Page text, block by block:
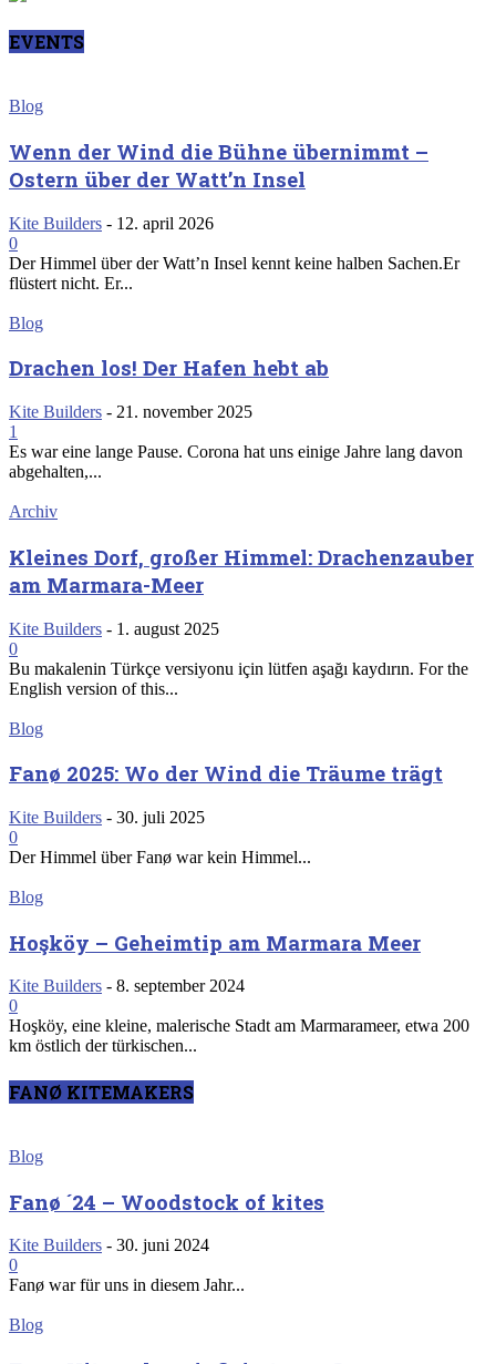
EVENTS
Blog
Wenn der Wind die Bühne übernimmt –
Ostern über der Watt’n Insel
Kite Builders - 12. april 2026
0
Der Himmel über der Watt’n Insel kennt keine halben Sachen.Er
flüstert nicht. Er...
Blog
Drachen los! Der Hafen hebt ab
Kite Builders - 21. november 2025
1
Es war eine lange Pause. Corona hat uns einige Jahre lang davon
abgehalten,...
Archiv
Kleines Dorf, großer Himmel: Drachenzauber
am Marmara-Meer
Kite Builders - 1. august 2025
0
Bu makalenin Türkçe versiyonu için lütfen aşağı kaydırın. For the
English version of this...
Blog
Fanø 2025: Wo der Wind die Träume trägt
Kite Builders - 30. juli 2025
0
Der Himmel über Fanø war kein Himmel...
Blog
Hoşköy – Geheimtip am Marmara Meer
Kite Builders - 8. september 2024
0
Hoşköy, eine kleine, malerische Stadt am Marmarameer, etwa 200
km östlich der türkischen...
FANØ KITEMAKERS
Blog
Fanø ´24 – Woodstock of kites
Kite Builders - 30. juni 2024
0
Fanø war für uns in diesem Jahr...
Blog